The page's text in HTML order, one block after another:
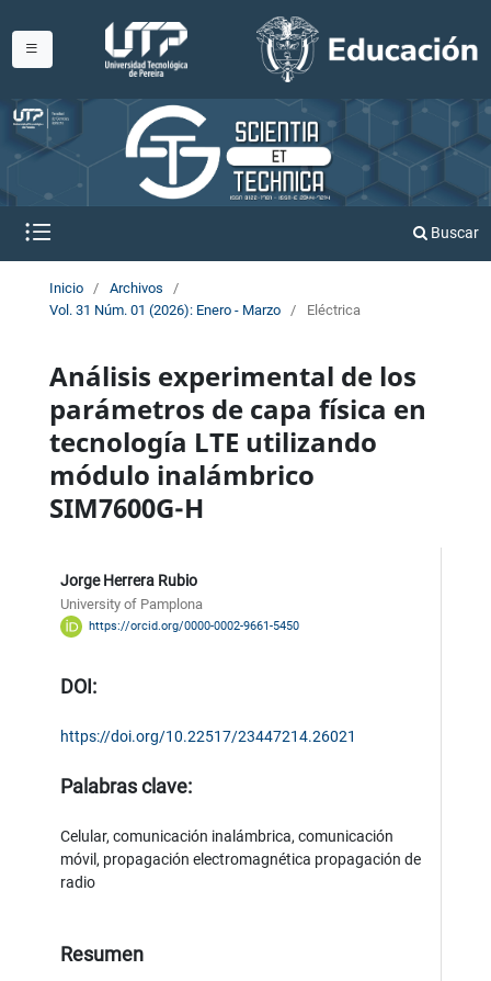
Buscar
Inicio / Archivos
/
Vol. 31 Núm. 01 (2026): Enero - Marzo
/ Eléctrica
Análisis experimental de los
parámetros de capa física en
tecnología LTE utilizando
módulo inalámbrico
SIM7600G-H
Jorge Herrera Rubio
University of Pamplona
https://orcid.org/0000-0002-9661-5450
DOI:
https://doi.org/10.22517/23447214.26021
Palabras clave:
Celular, comunicación inalámbrica, comunicación
móvil, propagación electromagnética propagación de
radio
Resumen